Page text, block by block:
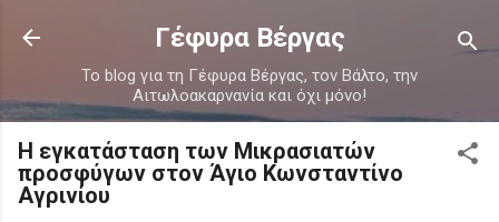
Μετάβαση στο κύριο περιεχόμενο
Γέφυρα Βέργας
Το blog για τη Γέφυρα Βέργας, τον Βάλτο, την
Αιτωλοακαρνανία και όχι μόνο!
Η εγκατάσταση των Μικρασιατών
προσφύγων στον Άγιο Κωνσταντίνο
Αγρινίου